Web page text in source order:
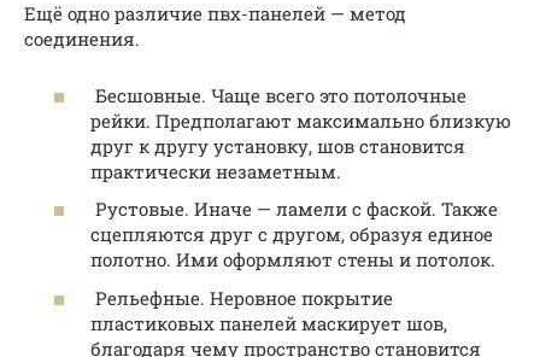
Ещё одно различие пвх-панелей — метод
соединения.
Бесшовные. Чаще всего это потолочные
рейки. Предполагают максимально близкую
друг к другу установку, шов становится
практически незаметным.
Рустовые. Иначе — ламели с фаской. Также
сцепляются друг с другом, образуя единое
полотно. Ими оформляют стены и потолок.
Рельефные. Неровное покрытие
пластиковых панелей маскирует шов,
благодаря чему пространство становится